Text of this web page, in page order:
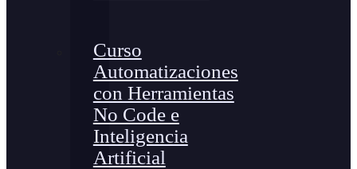
Curso
Automatizaciones
con Herramientas
No Code e
Inteligencia
Artificial